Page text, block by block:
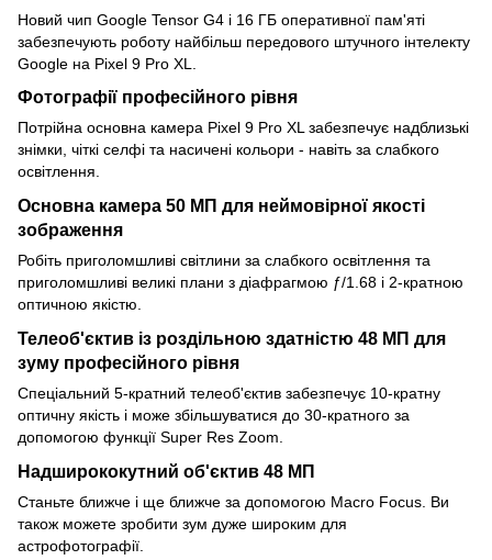
Новий чип Google Tensor G4 і 16 ГБ оперативної пам'яті
забезпечують роботу найбільш передового штучного інтелекту
Google на Pixel 9 Pro XL.
Фотографії професійного рівня
Потрійна основна камера Pixel 9 Pro XL забезпечує надблизькі
знімки, чіткі селфі та насичені кольори - навіть за слабкого
освітлення.
Основна камера 50 МП для неймовірної якості
зображення
Робіть приголомшливі світлини за слабкого освітлення та
приголомшливі великі плани з діафрагмою ƒ/1.68 і 2-кратною
оптичною якістю.
Телеоб'єктив із роздільною здатністю 48 МП для
зуму професійного рівня
Спеціальний 5-кратний телеоб'єктив забезпечує 10-кратну
оптичну якість і може збільшуватися до 30-кратного за
допомогою функції Super Res Zoom.
Надширококутний об'єктив 48 МП
Станьте ближче і ще ближче за допомогою Macro Focus. Ви
також можете зробити зум дуже широким для
астрофотографії.